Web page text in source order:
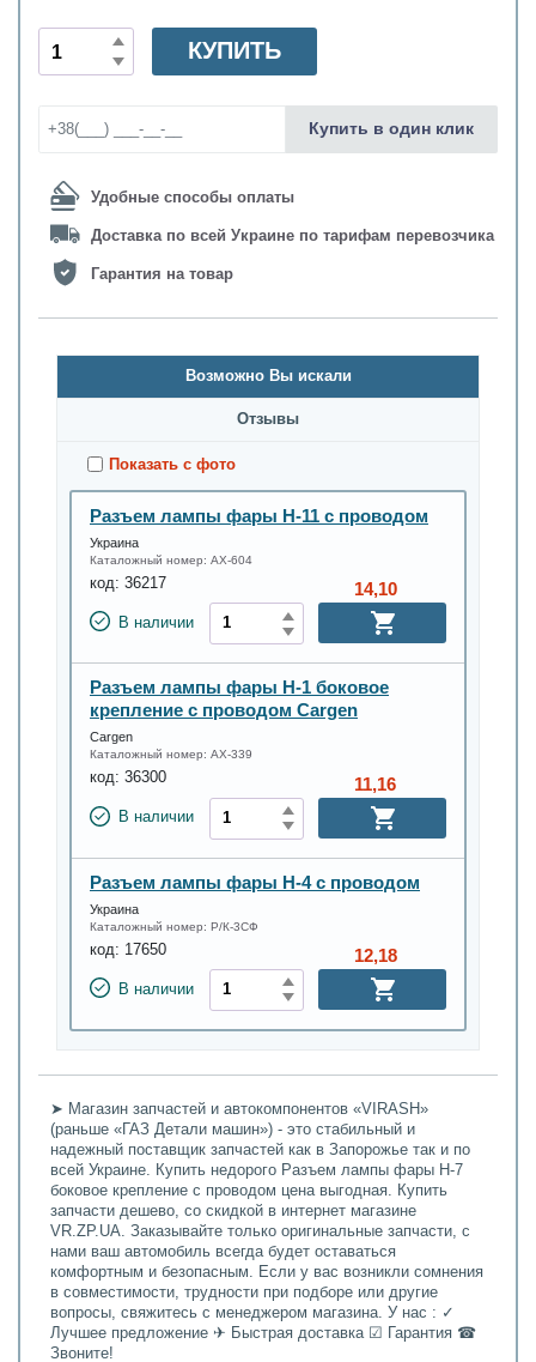
Удобные способы оплаты
Доставка по всей Украине по тарифам перевозчика
Гарантия на товар
КУПИТЬ
Купить в один клик
Возможно Вы искали
Oтзывы
Показать с фото
Разъем лампы фары Н-11 с проводом
Украина
Каталожный номер: АХ-604
код: 36217
В наличии
14,10
Разъем лампы фары Н-1 боковое
крепление с проводом Cargen
Cargen
Каталожный номер: АХ-339
код: 36300
В наличии
11,16
Разъем лампы фары Н-4 с проводом
Украина
Каталожный номер: Р/К-3СФ
код: 17650
В наличии
12,18
➤ Магазин запчастей и автокомпонентов «VIRASH»
(раньше «ГАЗ Детали машин») - это стабильный и
надежный поставщик запчастей как в Запорожье так и по
всей Украине. Купить недорого Разъем лампы фары Н-7
боковое крепление с проводом цена выгодная. Купить
запчасти дешево, со скидкой в интернет магазине
VR.ZP.UA. Заказывайте только оригинальные запчасти, с
нами ваш автомобиль всегда будет оставаться
комфортным и безопасным. Если у вас возникли сомнения
в совместимости, трудности при подборе или другие
вопросы, свяжитесь с менеджером магазина. У нас : ✓
Лучшее предложение ✈ Быстрая доставка ☑ Гарантия ☎
Звоните!